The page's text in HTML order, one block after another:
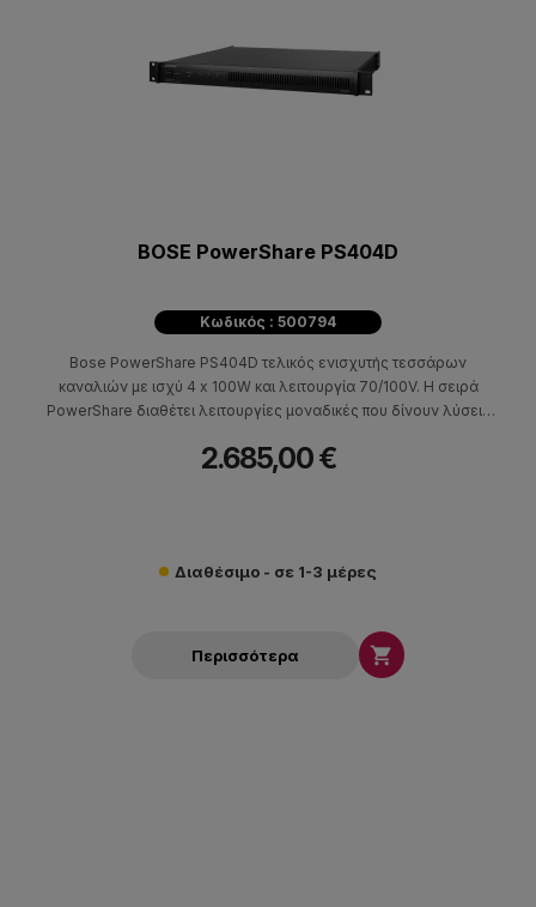
BOSE PowerShare PS404D
Κωδικός : 500794
Bose PowerShare PS404D τελικός ενισχυτής τεσσάρων
καναλιών με ισχύ 4 x 100W και λειτουργία 70/100V. Η σειρά
PowerShare διαθέτει λειτουργίες μοναδικές που δίνουν λύσεις
2.685,00 €
Διαθέσιμο - σε 1-3 μέρες
Περισσότερα 